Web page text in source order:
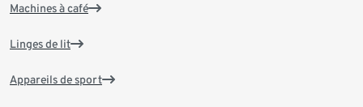
Machines à café
Linges de lit
Appareils de sport